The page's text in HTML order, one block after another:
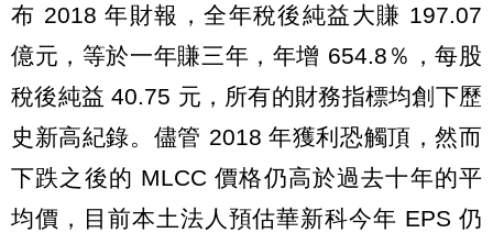
布 2018 年財報，全年稅後純益大賺 197.07
億元，等於一年賺三年，年增 654.8％，每股
稅後純益 40.75 元，所有的財務指標均創下歷
史新高紀錄。儘管 2018 年獲利恐觸頂，然而
下跌之後的 MLCC 價格仍高於過去十年的平
均價，目前本土法人預估華新科今年 EPS 仍